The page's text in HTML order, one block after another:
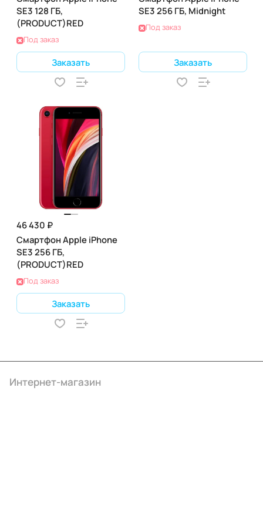
SE3 128 ГБ,
(PRODUCT)RED
Под заказ
Заказать
SE3 256 ГБ, Midnight
Под заказ
Заказать
46 430 ₽
Смартфон Apple iPhone
SE3 256 ГБ,
(PRODUCT)RED
Под заказ
Заказать
Интернет-магазин